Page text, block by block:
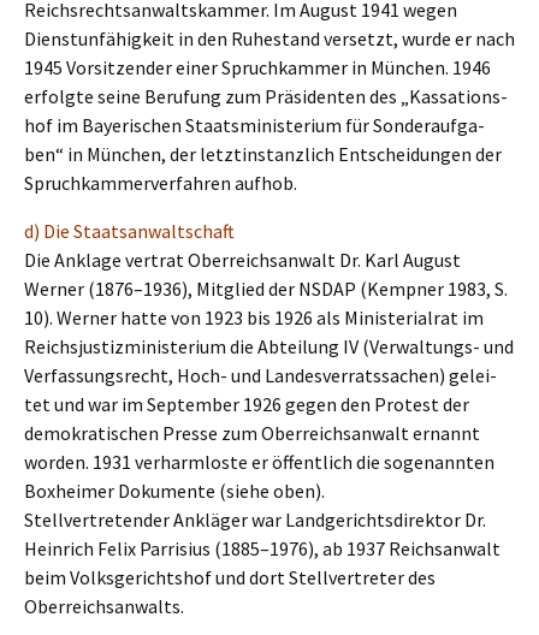
Reichs­rechts­an­walts­kam­mer. Im August 1941 wegen
Dienst­un­fä­hig­keit in den Ruhestand versetzt, wurde er nach
1945 Vorsit­zen­der einer Spruch­kam­mer in München. 1946
erfolg­te seine Berufung zum Präsi­den­ten des „Kassa­ti­ons­
hof im Bayeri­schen Staats­mi­nis­te­ri­um für Sonder­auf­ga­
ben“ in München, der letzt­in­stanz­lich Entschei­dun­gen der
Spruch­kam­mer­ver­fah­ren aufhob.
d) Die Staatsanwaltschaft
Die Ankla­ge vertrat Oberreichs­an­walt Dr. Karl August
Werner (1876–1936), Mitglied der NSDAP (Kempner 1983, S.
10). Werner hatte von 1923 bis 1926 als Minis­te­ri­al­rat im
Reichs­jus­tiz­mi­nis­te­ri­um die Abtei­lung IV (Verwal­tungs- und
Verfas­sungs­recht, Hoch- und Landes­ver­rats­sa­chen) gelei­
tet und war im Septem­ber 1926 gegen den Protest der
demokra­ti­schen Presse zum Oberreichs­an­walt ernannt
worden. 1931 verharm­los­te er öffent­lich die sogenann­ten
Boxhei­mer Dokumen­te (siehe oben).
Stell­ver­tre­ten­der Anklä­ger war Landge­richts­di­rek­tor Dr.
Heinrich Felix Parri­si­us (1885–1976), ab 1937 Reichs­an­walt
beim Volks­ge­richts­hof und dort Stell­ver­tre­ter des
Oberreichsanwalts.